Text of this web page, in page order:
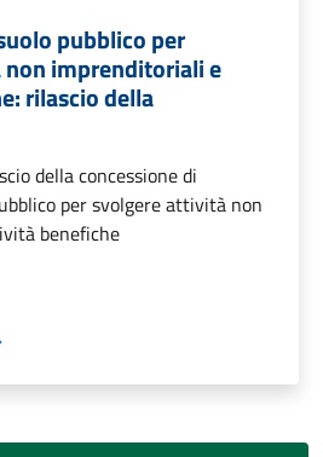
pubblico per
imprenditoriali e
rilascio della
della concessione di
per svolgere attività non
benefiche